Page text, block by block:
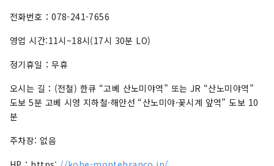
전화번호：078-241-7656
영업 시간:11시~18시(17시 30분 LO)
정기휴일：무휴
오시는 길：(전철) 한큐 “고베 산노미야역” 또는 JR “산노미야역”
도보 5분 고베 시영 지하철·해안선 “산노미야·꽃시계 앞역” 도보 10
분
주차장: 없음